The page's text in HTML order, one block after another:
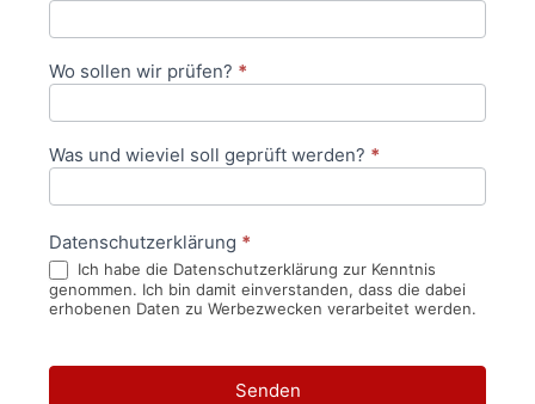
Wo sollen wir prüfen? *
Was und wieviel soll geprüft werden? *
Datenschutzerklärung *
Ich habe die Datenschutzerklärung zur Kenntnis
genommen. Ich bin damit einverstanden, dass die dabei
erhobenen Daten zu Werbezwecken verarbeitet werden.
Senden